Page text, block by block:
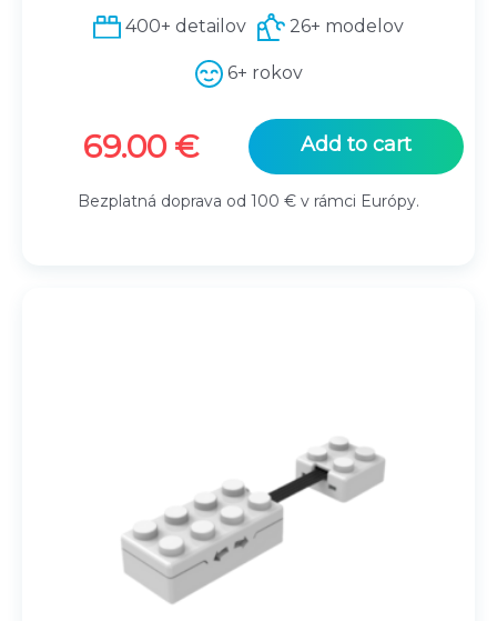
400+ detailov 26+ modelov
6+ rokov
69.00 € Add to cart
Bezplatná doprava od 100 € v rámci Európy.